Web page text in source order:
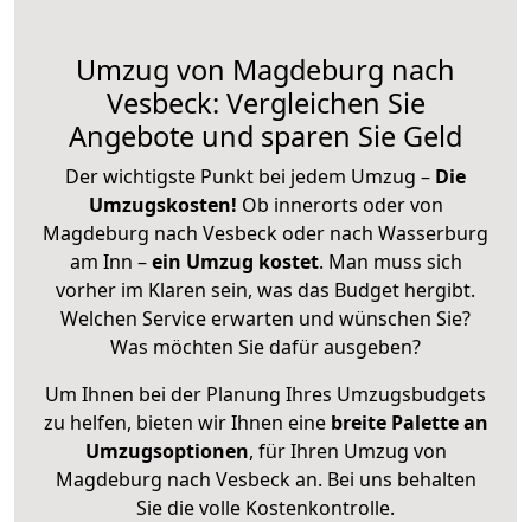
Umzug von Magdeburg nach
Vesbeck: Vergleichen Sie
Angebote und sparen Sie Geld
Der wichtigste Punkt bei jedem Umzug – Die
Umzugskosten! Ob innerorts oder von
Magdeburg nach Vesbeck oder nach Wasserburg
am Inn –ein Umzug kostet. Man muss sich
vorher im Klaren sein, was das Budget hergibt.
Welchen Service erwarten und wünschen Sie?
Was möchten Sie dafür ausgeben?
Um Ihnen bei der Planung Ihres Umzugsbudgets
zu helfen, bieten wir Ihnen eine breite Palette an
Umzugsoptionen, für Ihren Umzug von
Magdeburg nach Vesbeck an. Bei uns behalten
Sie die volle Kostenkontrolle.